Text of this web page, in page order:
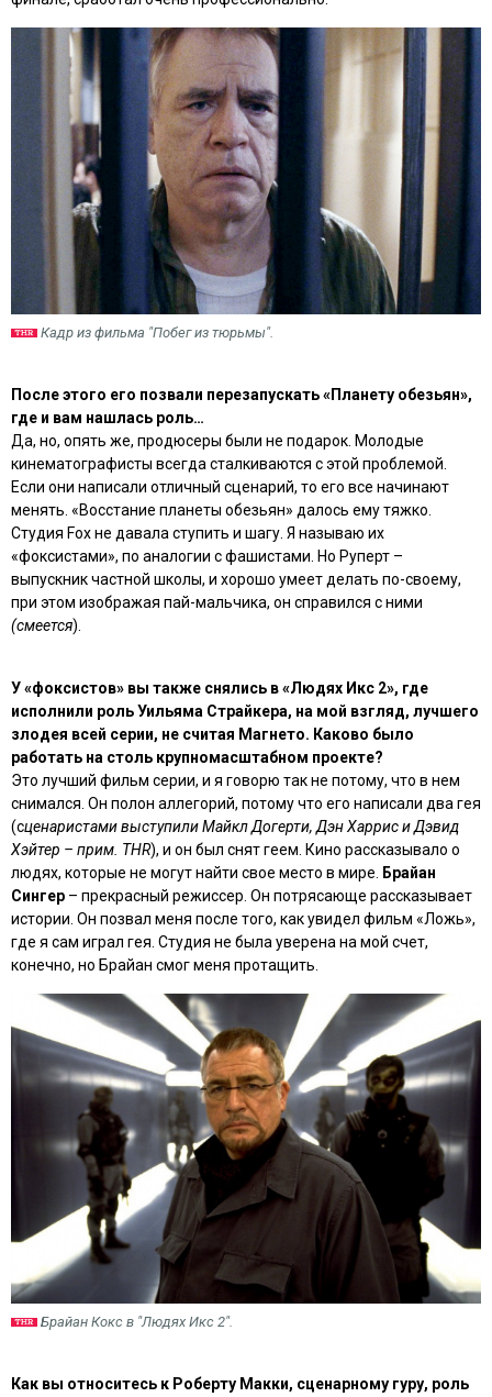
Кадр из фильма "Побег из тюрьмы".
После этого его позвали перезапускать «Планету обезьян»,
где и вам нашлась роль…
Да, но, опять же, продюсеры были не подарок. Молодые
кинематографисты всегда сталкиваются с этой проблемой.
Если они написали отличный сценарий, то его все начинают
менять. «Восстание планеты обезьян» далось ему тяжко.
Студия Fox не давала ступить и шагу. Я называю их
«фоксистами», по аналогии с фашистами. Но Руперт –
выпускник частной школы, и хорошо умеет делать по-своему,
при этом изображая пай-мальчика, он справился с ними
(смеется).
У «фоксистов» вы также снялись в «Людях Икс 2», где
исполнили роль Уильяма Страйкера, на мой взгляд, лучшего
злодея всей серии, не считая Магнето. Каково было
работать на столь крупномасштабном проекте?
Это лучший фильм серии, и я говорю так не потому, что в нем
снимался. Он полон аллегорий, потому что его написали два гея
(сценаристами выступили Майкл Догерти, Дэн Харрис и Дэвид
Хэйтер – прим. THR), и он был снят геем. Кино рассказывало о
людях, которые не могут найти свое место в мире.
Брайан
Сингер – прекрасный режиссер. Он потрясающе рассказывает
истории. Он позвал меня после того, как увидел фильм «Ложь»,
где я сам играл гея. Студия не была уверена на мой счет,
конечно, но Брайан смог меня протащить.
Брайан Кокс в "Людях Икс 2".
Как вы относитесь к Роберту Макки, сценарному гуру, роль